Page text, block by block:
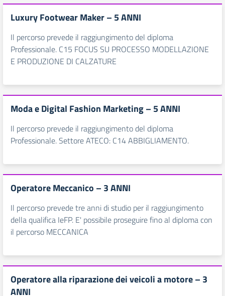
Luxury Footwear Maker – 5 ANNI
Il percorso prevede il raggiungimento del diploma
Professionale. C15 FOCUS SU PROCESSO MODELLAZIONE
E PRODUZIONE DI CALZATURE
Moda e Digital Fashion Marketing – 5 ANNI
Il percorso prevede il raggiungimento del diploma
Professionale. Settore ATECO: C14 ABBIGLIAMENTO.
Operatore Meccanico – 3 ANNI
Il percorso prevede tre anni di studio per il raggiungimento
della qualifica IeFP. E' possibile proseguire fino al diploma con
il percorso MECCANICA
Operatore alla riparazione dei veicoli a motore – 3
ANNI